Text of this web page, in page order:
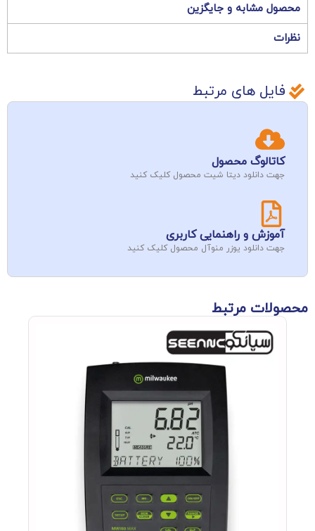
محصول مشابه و جایگزین
نظرات
فایل های مرتبط
کاتالوگ محصول
جهت دانلود دیتا شیت محصول کلیک کنید
آموزش و راهنمایی کاربری
جهت دانلود یوزر منوآل محصول کلیک کنید
محصولات مرتبط